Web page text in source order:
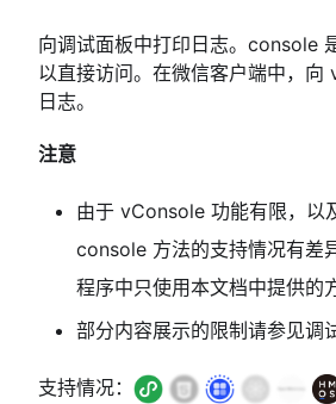
向调试面板中打印日志。console
以直接访问。在微信客户端中，向
日志。
注意
由于 vConsole 功能有限，以
console 方法的支持情况有差
程序中只使用本文档中提供的
部分内容展示的限制请参见调
支持情况：